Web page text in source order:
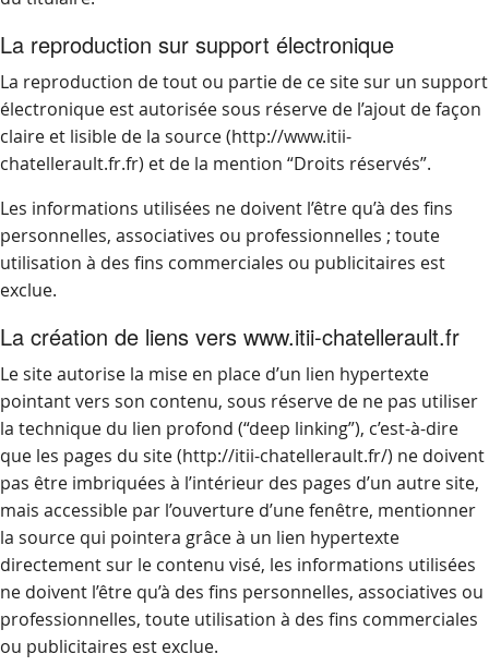
La reproduction sur support électronique
La reproduction de tout ou partie de ce site sur un support
électronique est autorisée sous réserve de l’ajout de façon
claire et lisible de la source (http://www.itii-
chatellerault.fr.fr) et de la mention “Droits réservés”.
Les informations utilisées ne doivent l’être qu’à des fins
personnelles, associatives ou professionnelles ; toute
utilisation à des fins commerciales ou publicitaires est
exclue.
La création de liens vers www.itii-chatellerault.fr
Le site autorise la mise en place d’un lien hypertexte
pointant vers son contenu, sous réserve de ne pas utiliser
la technique du lien profond (“deep linking”), c’est-à-dire
que les pages du site (http://itii-chatellerault.fr/) ne doivent
pas être imbriquées à l’intérieur des pages d’un autre site,
mais accessible par l’ouverture d’une fenêtre, mentionner
la source qui pointera grâce à un lien hypertexte
directement sur le contenu visé, les informations utilisées
ne doivent l’être qu’à des fins personnelles, associatives ou
professionnelles, toute utilisation à des fins commerciales
ou publicitaires est exclue.